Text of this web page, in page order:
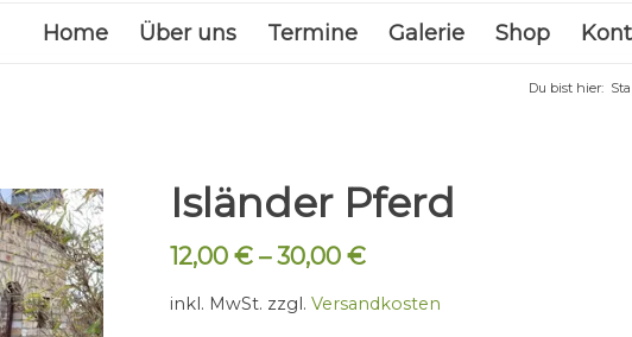
Home Über uns Termine Galerie Shop
Du bist hier:
Isländer Pferd
12,00€ –30,00€
inkl. MwSt. zzgl.Versandkosten